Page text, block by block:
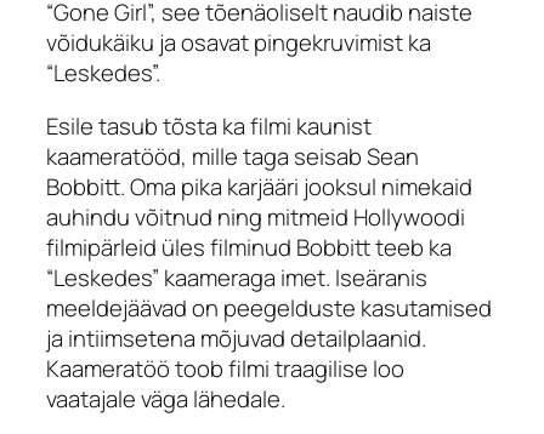
“Gone Girl”, see tõenäoliselt naudib naiste
võidukäiku ja osavat pingekruvimist ka
“Leskedes”.
Esile tasub tõsta ka filmi kaunist
kaameratööd, mille taga seisab Sean
Bobbitt. Oma pika karjääri jooksul nimekaid
auhindu võitnud ning mitmeid Hollywoodi
filmipärleid üles filminud Bobbitt teeb ka
“Leskedes” kaameraga imet. Iseäranis
meeldejäävad on peegelduste kasutamised
ja intiimsetena mõjuvad detailplaanid.
Kaameratöö toob filmi traagilise loo
vaatajale väga lähedale.